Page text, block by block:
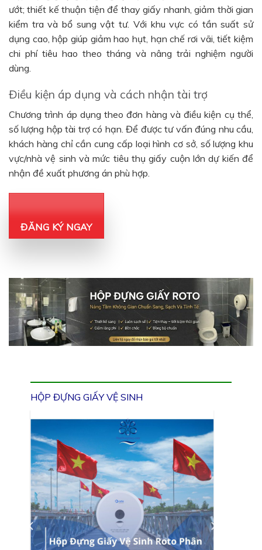
ướt; thiết kế thuận tiện để thay giấy nhanh, giảm thời gian
kiểm tra và bổ sung vật tư. Với khu vực có tần suất sử
dụng cao, hộp giúp giảm hao hụt, hạn chế rơi vãi, tiết kiệm
chi phí tiêu hao theo tháng và nâng trải nghiệm người
dùng.
Điều kiện áp dụng và cách nhận tài trợ
Chương trình áp dụng theo đơn hàng và điều kiện cụ thể,
số lượng hộp tài trợ có hạn. Để được tư vấn đúng nhu cầu,
khách hàng chỉ cần cung cấp loại hình cơ sở, số lượng khu
vực/nhà vệ sinh và mức tiêu thụ giấy cuộn lớn dự kiến để
nhận đề xuất phương án phù hợp.
ĐĂNG KÝ NGAY
HỘP ĐỰNG GIẤY VỆ SINH